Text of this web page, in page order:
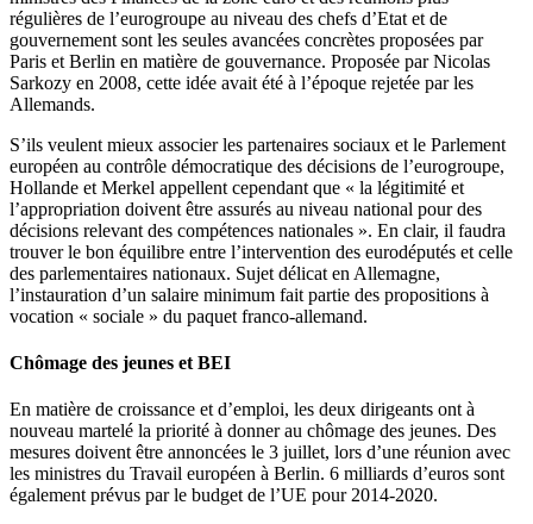
régulières de l’eurogroupe au niveau des chefs d’Etat et de
gouvernement sont les seules avancées concrètes proposées par
Paris et Berlin en matière de gouvernance. Proposée par Nicolas
Sarkozy en 2008, cette idée avait été à l’époque rejetée par les
Allemands.
S’ils veulent mieux associer les partenaires sociaux et le Parlement
européen au contrôle démocratique des décisions de l’eurogroupe,
Hollande et Merkel appellent cependant que « la légitimité et
l’appropriation doivent être assurés au niveau national pour des
décisions relevant des compétences nationales ». En clair, il faudra
trouver le bon équilibre entre l’intervention des eurodéputés et celle
des parlementaires nationaux. Sujet délicat en Allemagne,
l’instauration d’un salaire minimum fait partie des propositions à
vocation « sociale » du paquet franco-allemand.
Chômage des jeunes et BEI
En matière de croissance et d’emploi, les deux dirigeants ont à
nouveau martelé la priorité à donner au chômage des jeunes. Des
mesures doivent être annoncées le 3 juillet, lors d’une réunion avec
les ministres du Travail européen à Berlin. 6 milliards d’euros sont
également prévus par le budget de l’UE pour 2014-2020.